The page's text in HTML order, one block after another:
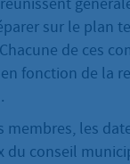
sur le plan
de ces
fonction de la
les
du conseil